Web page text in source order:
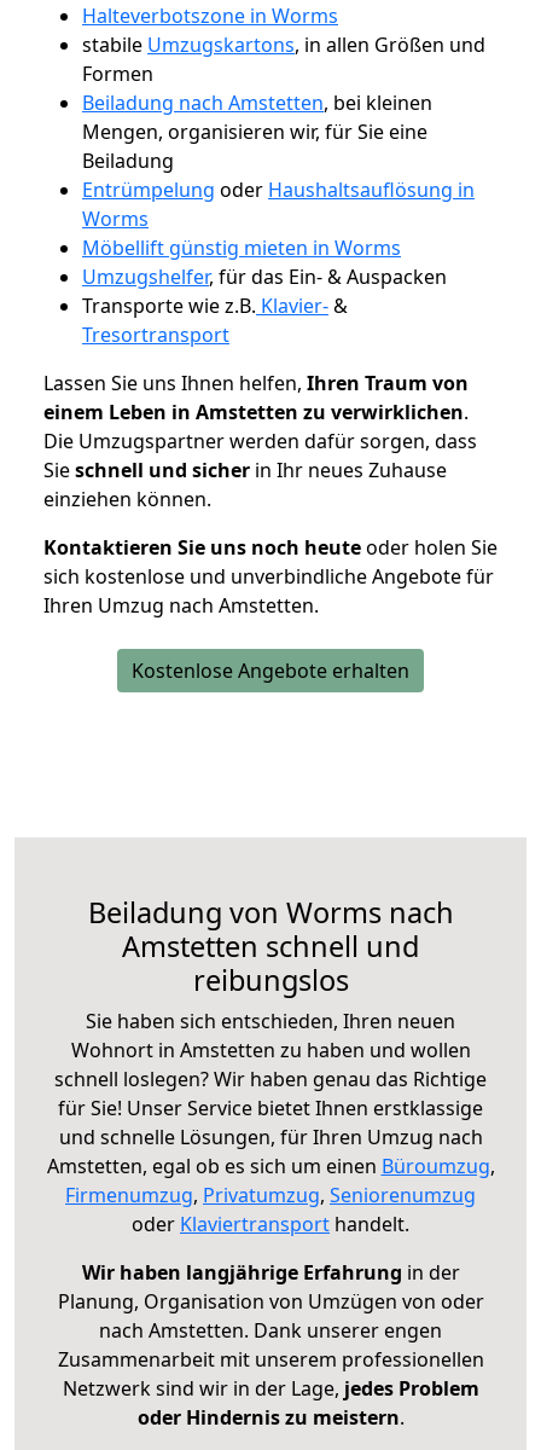
Halteverbotszone in Worms
stabile Umzugskartons, in allen Größen und
Formen
Beiladung nach Amstetten, bei kleinen
Mengen, organisieren wir, für Sie eine
Beiladung
Entrümpelung oder Haushaltsauflösung in
Worms
Möbellift günstig mieten in Worms
Umzugshelfer, für das Ein- & Auspacken
Transporte wie z.B. Klavier-&
Tresortransport
Lassen Sie uns Ihnen helfen, Ihren Traum von
einem Leben in Amstetten zu verwirklichen.
Die Umzugspartner werden dafür sorgen, dass
Sieschnell und sicher in Ihr neues Zuhause
einziehen können.
Kontaktieren Sie uns noch heuteoder holen Sie
sich kostenlose und unverbindliche Angebote für
Ihren Umzug nach Amstetten.
Kostenlose Angebote erhalten
Beiladung von Worms nach
Amstetten schnell und
reibungslos
Sie haben sich entschieden, Ihren neuen
Wohnort in Amstetten zu haben und wollen
schnell loslegen? Wir haben genau das Richtige
für Sie! Unser Service bietet Ihnen erstklassige
und schnelle Lösungen, für Ihren Umzug nach
Amstetten, egal ob es sich um einen Büroumzug,
Firmenumzug, Privatumzug, Seniorenumzug
oder Klaviertransport handelt.
Wir haben langjährige Erfahrung in der
Planung, Organisation von Umzügen von oder
nach Amstetten. Dank unserer engen
Zusammenarbeit mit unserem professionellen
Netzwerk sind wir in der Lage, jedes Problem
oder Hindernis zu meistern.